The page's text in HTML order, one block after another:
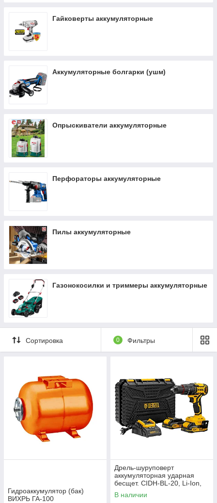
Гайковерты аккумуляторные
Аккумуляторные болгарки (ушм)
Опрыскиватели аккумуляторные
Перфораторы аккумуляторные
Пилы аккумуляторные
Газонокосилки и триммеры аккумуляторные
Сортировка 0 Фильтры
Гидроаккумулятор (бак)
ВИХРЬ ГА-100
Дрель-шуруповерт
аккумуляторная ударная
бесщет. CIDH-BL-20, Li-Ion,
20 В// Denzel
В наличии